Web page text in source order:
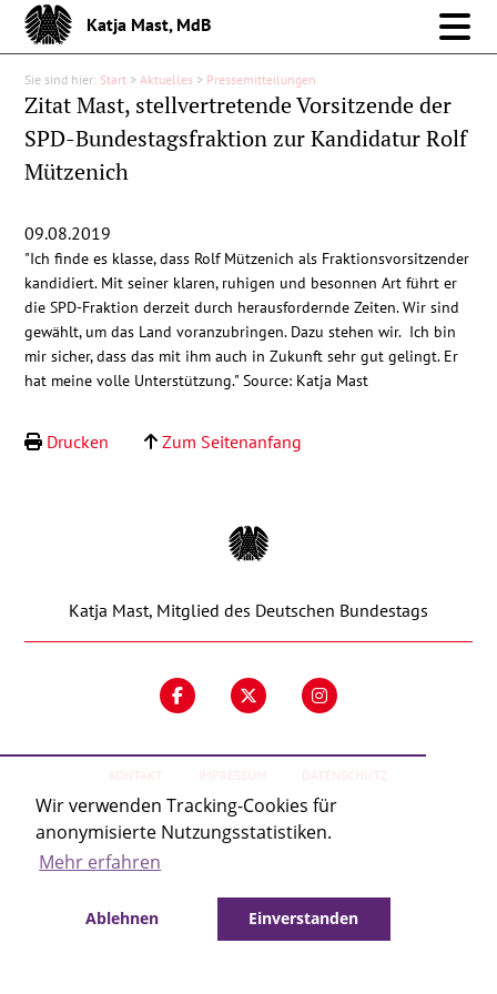
Wir verwenden Tracking-Cookies für
anonymisierte Nutzungsstatistiken.
Mehr erfahren
Ablehnen Einverstanden
Katja Mast, MdB
Meine Arbeit im Bund
Meine Arbeit vor Ort
Aktuelles
Pressemitteilungen
Debattenbeiträge
Sie sind hier: Start > Aktuelles > Pressemitteilungen
Zitat Mast, stellvertretende Vorsitzende der
SPD-Bundestagsfraktion zur Kandidatur Rolf
Mützenich
09.08.2019
"Ich finde es klasse, dass Rolf Mützenich als Fraktionsvorsitzender
kandidiert. Mit seiner klaren, ruhigen und besonnen Art führt er
die SPD-Fraktion derzeit durch herausfordernde Zeiten. Wir sind
gewählt, um das Land voranzubringen. Dazu stehen wir. Ich bin
mir sicher, dass das mit ihm auch in Zukunft sehr gut gelingt. Er
hat meine volle Unterstützung." Source: Katja Mast
Drucken Zum Seitenanfang
Katja Mast, Mitglied des Deutschen Bundestags
KONTAKT IMPRESSUM DATENSCHUTZ